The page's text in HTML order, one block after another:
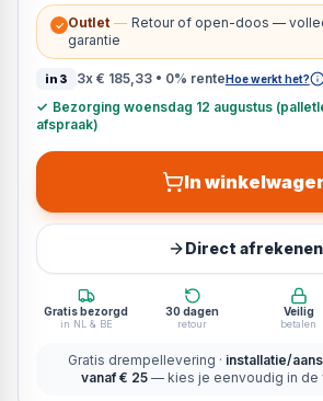
✓ Outlet — Retour of open-doos —
garantie
in3 3x € 185,33• 0% renteHoe werkt het?
✓ Bezorging woensdag 12 augustus
afspraak)
In
Direct afrekenen
Gratis bezorgd
in NL & BE
30 dagen
retour
Veilig
betalen
Gratis drempellevering · installatie/
vanaf € 25 — kies je eenvoudig in de